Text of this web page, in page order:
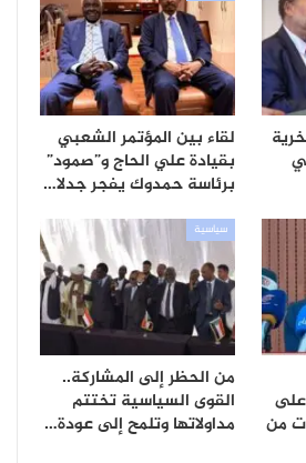
لقاء بين المؤتمر الشعبي
بقيادة علي الحاج و”صمود”
برئاسة حمدوك يفجر جدلا…
على
من
سياسية
من الحظر إلى المشاركة..
القوى السياسية تختتم
مداولاتها وتلمح إلى عودة…